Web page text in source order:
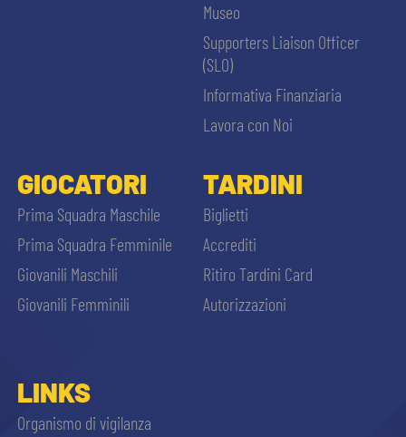
Museo
Supporters Liaison Officer
(SLO)
Informativa Finanziaria
Lavora con Noi
GIOCATORI
Prima Squadra Maschile
Prima Squadra Femminile
Giovanili Maschili
Giovanili Femminili
TARDINI
Biglietti
Accrediti
Ritiro Tardini Card
Autorizzazioni
LINKS
Organismo di vigilanza